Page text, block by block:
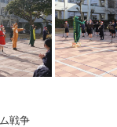
戦争